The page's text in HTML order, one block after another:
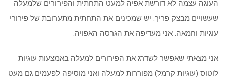
העוגה עצמה לא דורשת אפיה למעט התחתית והפירורים שלמעלה
שעשויים מבצק פריך. יש שמכינים את התחתית מתערובת של פירורי
עוגיות וחמאה. אני מעדיפה את הגרסה האפויה.
אני מצאתי שאפשר לשדרג את הפירורים למעלה באמצעות עוגיות
לוטוס (עוגיות קרמל) מפוררות למעלה ואני מוסיפה לפעמים גם מעט